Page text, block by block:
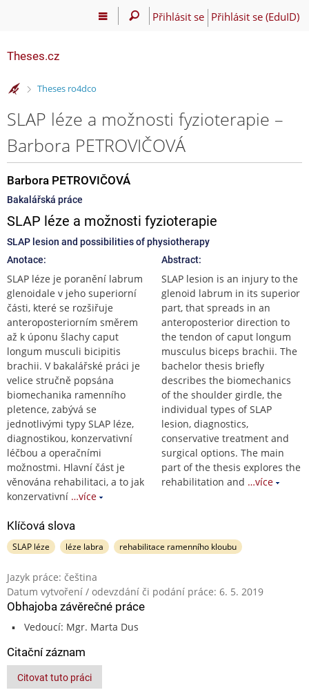
Přihlásit se Přihlásit se (EduID)
Theses.cz
>
Theses ro4dco
SLAP léze a možnosti fyzioterapie –
Barbora PETROVIČOVÁ
Barbora PETROVIČOVÁ
Bakalářská práce
SLAP léze a možnosti fyzioterapie
SLAP lesion and possibilities of physiotherapy
Anotace:
SLAP léze je poranění labrum
glenoidale v jeho superiorní
části, které se rozšiřuje
anteroposteriorním směrem
až k úponu šlachy caput
longum musculi bicipitis
brachii. V bakalářské práci je
velice stručně popsána
biomechanika ramenního
pletence, zabývá se
jednotlivými typy SLAP léze,
diagnostikou, konzervativní
léčbou a operačními
možnostmi. Hlavní část je
věnována rehabilitaci, a to jak
konzervativní …více
Abstract:
SLAP lesion is an injury to the
glenoid labrum in its superior
part, that spreads in an
anteroposterior direction to
the tendon of caput longum
musculus biceps brachii. The
bachelor thesis briefly
describes the biomechanics
of the shoulder girdle, the
individual types of SLAP
lesion, diagnostics,
conservative treatment and
surgical options. The main
part of the thesis explores the
rehabilitation and …více
Klíčová slova
SLAP léze léze labra rehabilitace ramenního kloubu
Jazyk práce: čeština
Datum vytvoření / odevzdání či podání práce: 6. 5. 2019
Obhajoba závěrečné práce
Vedoucí: Mgr. Marta Dus
Citační záznam
Citovat tuto práci